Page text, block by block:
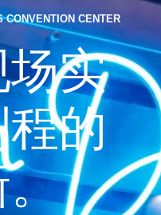
CONVENTION CENTER
实
的
。